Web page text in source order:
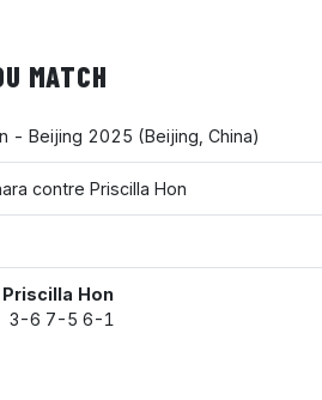
MATCH
- Beijing 2025 (Beijing China)
contre Priscilla Hon
Priscilla Hon
6 7-5 6-1